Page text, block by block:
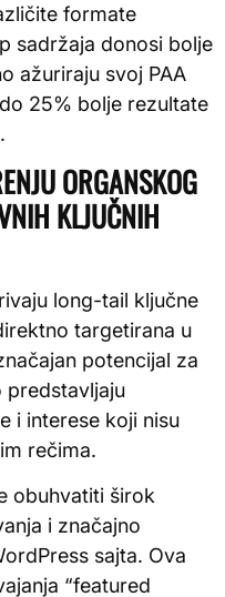
formate
sadržaja donosi bolje
ažuriraju svoj PAA
25% bolje rezultate
ORGANSKOG
KLJUČNIH
long-tail ključne
targetirana u
potencijal za
predstavljaju
i interese koji nisu
rečima.
obuhvatiti širok
i značajno
sajta. Ova
“featured